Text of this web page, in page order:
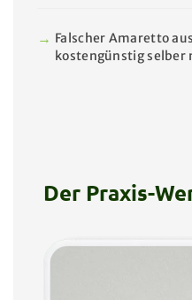
Falscher Amaretto
kostengünstig selber
Der Praxis-